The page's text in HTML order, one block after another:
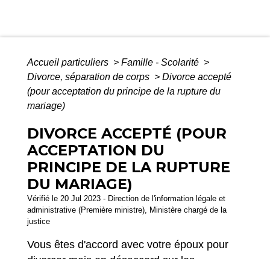
Accueil particuliers > Famille - Scolarité >
Divorce, séparation de corps > Divorce accepté
(pour acceptation du principe de la rupture du
mariage)
DIVORCE ACCEPTÉ (POUR
ACCEPTATION DU
PRINCIPE DE LA RUPTURE
DU MARIAGE)
Vérifié le 20 Jul 2023 - Direction de l'information légale et
administrative (Première ministre), Ministère chargé de la
justice
Vous êtes d'accord avec votre époux pour